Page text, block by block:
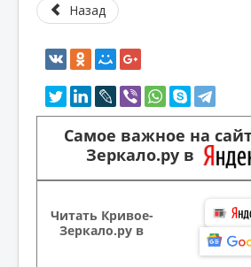
Назад
Самое важное на
Зеркало.ру в
Читать Кривое-
Зеркало.ру в